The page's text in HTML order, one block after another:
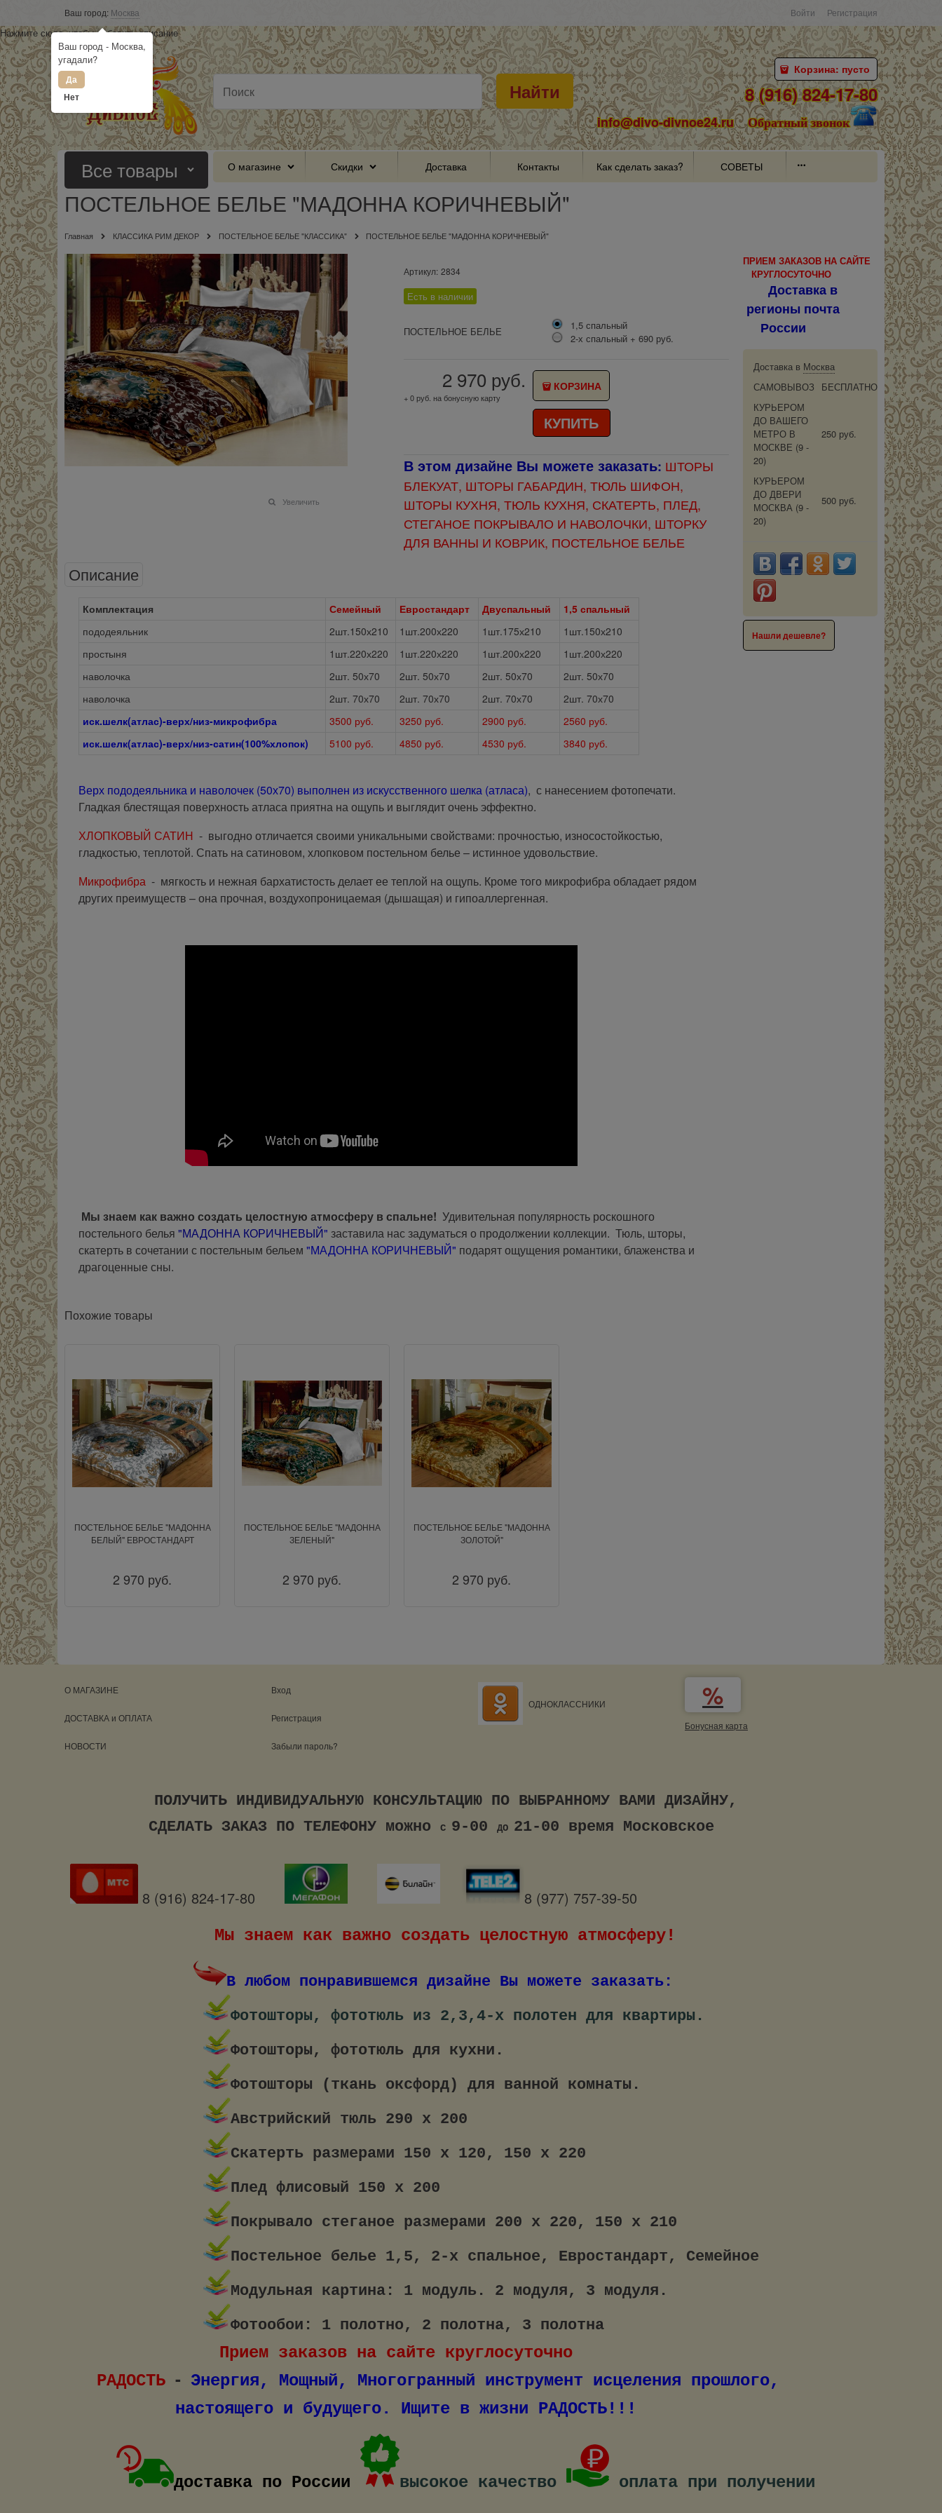
Ваш город: Москва Войти Регистрация
Нажмите сюда, чтобы добавить описание
Найти
Корзина: пусто
8 (916) 824-17-80
info@divo-divnoe24.ru Обратный звонок
Все товары О магазине Скидки Доставка Контакты Как сделать заказ? СОВЕТЫ
ПОСТЕЛЬНОЕ БЕЛЬЕ "МАДОННА КОРИЧНЕВЫЙ"
Главная КЛАССИКА РИМ ДЕКОР ПОСТЕЛЬНОЕ БЕЛЬЕ "КЛАССИКА" ПОСТЕЛЬНОЕ БЕЛЬЕ "МАДОННА КОРИЧНЕВЫЙ"
Увеличить
Артикул: 2834
Есть в наличии
ПОСТЕЛЬНОЕ БЕЛЬЕ
1,5 спальный
2-х спальный + 690 руб.
2 970 руб.
+ 0 руб. на бонусную карту
КОРЗИНА
КУПИТЬ
В этом дизайне Вы можете заказать: ШТОРЫ
БЛЕКУАТ, ШТОРЫ ГАБАРДИН, ТЮЛЬ ШИФОН,
ШТОРЫ КУХНЯ, ТЮЛЬ КУХНЯ, СКАТЕРТЬ, ПЛЕД,
СТЕГАНОЕ ПОКРЫВАЛО И НАВОЛОЧКИ, ШТОРКУ
ДЛЯ ВАННЫ И КОВРИК, ПОСТЕЛЬНОЕ БЕЛЬЕ
Описание
Комплектация Семейный Евростандарт Двуспальный
1,5 спальный
пододеяльник
2шт.150х210 1шт.200х220 1шт.175х210
1шт.150х210
простыня
1шт.220х220 1шт.220х220 1шт.200х220
1шт.200х220
наволочка
2шт. 50х70 2шт. 50х70 2шт. 50х70
2шт. 50х70
наволочка
2шт. 70х70 2шт. 70х70 2шт. 70х70
2шт. 70х70
иск.шелк(атлас)-верх/низ-микрофибра
3500 руб. 3250 руб. 2900 руб.
2560 руб.
иск.шелк(атлас)-верх/низ-сатин(100%хлопок)
5100 руб. 4850 руб. 4530 руб. 3840 руб.
Верх пододеяльника и наволочек (50х70) выполнен из искусственного шелка (атласа), с нанесением фотопечати.
Гладкая блестящая поверхность атласа приятна на ощупь и выглядит очень эффектно.
ХЛОПКОВЫЙ САТИН - выгодно отличается своими уникальными свойствами: прочностью, износостойкостью,
гладкостью, теплотой. Спать на сатиновом, хлопковом постельном белье – истинное удовольствие.
Микрофибра - мягкость и нежная бархатистость делает ее теплой на ощупь. Кроме того микрофибра обладает рядом
других преимуществ – она прочная, воздухопроницаемая (дышащая) и гипоаллергенная.
Мы знаем как важно создать целостную атмосферу в спальне! Удивительная популярность роскошного
постельного белья "МАДОННА КОРИЧНЕВЫЙ" заставила нас задуматься о продолжении коллекции. Тюль, шторы,
скатерть в сочетании с постельным бельем "МАДОННА КОРИЧНЕВЫЙ" подарят ощущения романтики, блаженства и
драгоценные сны.
Похожие товары
ПОСТЕЛЬНОЕ БЕЛЬЕ "МАДОННА
БЕЛЫЙ" ЕВРОСТАНДАРТ
2 970 руб.
ПОСТЕЛЬНОЕ БЕЛЬЕ "МАДОННА
ЗЕЛЕНЫЙ"
2 970 руб.
ПОСТЕЛЬНОЕ БЕЛЬЕ "МАДОННА
ЗОЛОТОЙ"
2 970 руб.
ПРИЕМ ЗАКАЗОВ НА САЙТЕ
КРУГЛОСУТОЧНО
Доставка в
регионы почта
России
Доставка в Москва
САМОВЫВОЗ
БЕСПЛАТНО
КУРЬЕРОМ
ДО ВАШЕГО
МЕТРО В
МОСКВЕ (9 -
20)
250 руб.
КУРЬЕРОМ
ДО ДВЕРИ
МОСКВА (9 -
20)
500 руб.
Нашли дешевле?
О МАГАЗИНЕ
ДОСТАВКА и ОПЛАТА
НОВОСТИ
Вход
Регистрация
Забыли пароль?
ОДНОКЛАССНИКИ
Бонусная карта
ПОЛУЧИТЬ ИНДИВИДУАЛЬНУЮ КОНСУЛЬТАЦИЮ ПО ВЫБРАННОМУ ВАМИ ДИЗАЙНУ,
СДЕЛАТЬ ЗАКАЗ ПО ТЕЛЕФОНУ можно
С 9-00 ДО 21-00 время Московское
8 (916) 824-17-80 8 (977) 757-39-50
Мы знаем как важно создать целостную атмосферу!
В любом понравившемся дизайне Вы можете заказать:
Фотошторы, фототюль из 2,3,4-х полотен для квартиры.
Фотошторы, фототюль для кухни.
Фотошторы (ткань оксфорд) для ванной комнаты.
Австрийский тюль 290 х 200
Скатерть размерами 150 х 120, 150 х 220
Плед флисовый 150 х 200
Покрывало стеганое размерами 200 х 220, 150 х 210
Постельное белье 1,5, 2-х спальное, Евростандарт, Семейное
Модульная картина: 1 модуль. 2 модуля, 3 модуля.
Фотообои: 1 полотно, 2 полотна, 3 полотна
Прием заказов на сайте круглосуточно
РАДОСТЬ - Энергия, Мощный, Многогранный инструмент исцеления прошлого,
настоящего и будущего. Ищите в жизни РАДОСТЬ!!!
доставка по России высокое качество оплата при получении
Ваш город - Москва,
угадали?
Да
Нет